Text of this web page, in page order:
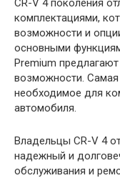
CR-V 4 поколения
комплектациями,
возможности и
основными
Premium
возможности. Самая
необходимое для
автомобиля.
Владельцы CR-V 4
надежный и
обслуживания и